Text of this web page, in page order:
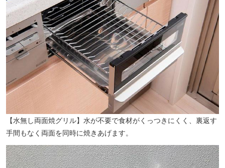
「長崎大学」電停（徒歩2分／約160m）
【水無し両面焼グリル】水が不要で食材がくっつきにくく、裏返す
手間もなく両面を同時に焼きあげます。